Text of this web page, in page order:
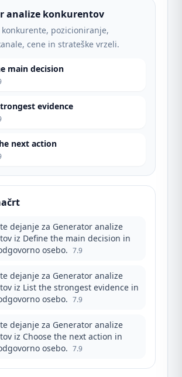
analize konkurentov
pozicioniranje,
cene in strateške vrzeli.
main decision
evidence
next action
dejanje za Generator analize
iz Define the main decision in
osebo. 7.9
dejanje za Generator analize
iz List the strongest evidence in
osebo. 7.9
dejanje za Generator analize
iz Choose the next action in
osebo. 7.9